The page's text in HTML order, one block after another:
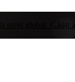
nivel global. Găsiți